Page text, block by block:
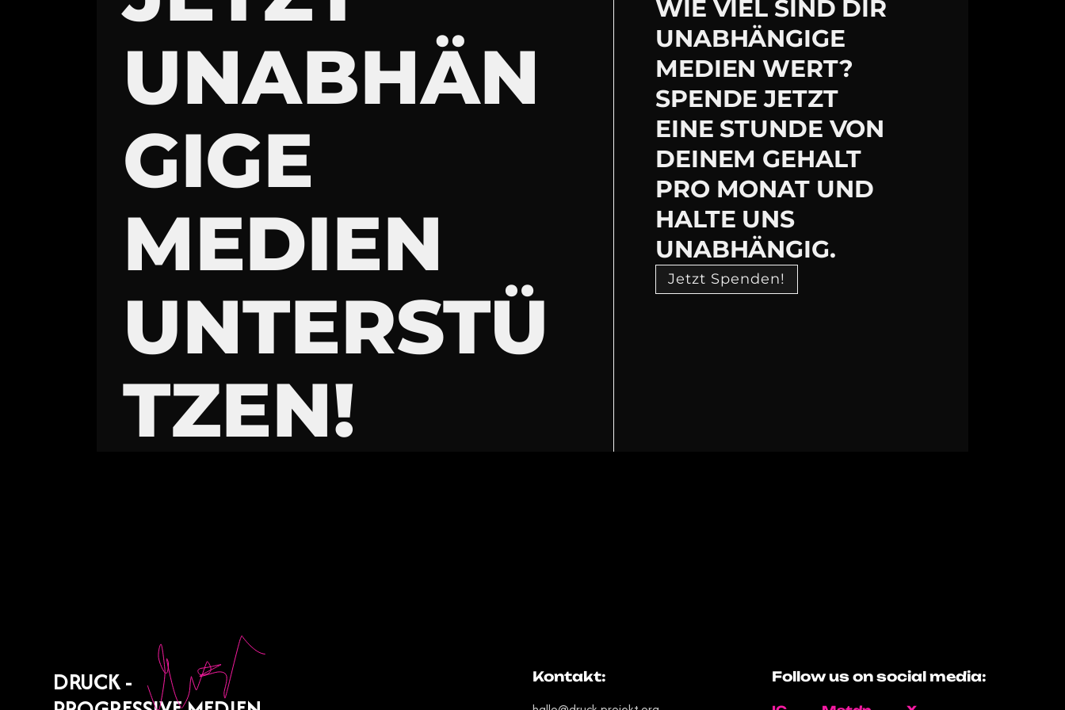
UNABHÄN
GIGE
MEDIEN
UNTERSTÜ
TZEN!
WIE VIEL SIND DIR
UNABHÄNGIGE
MEDIEN WERT?
SPENDE JETZT
EINE STUNDE VON
DEINEM GEHALT
PRO MONAT UND
HALTE UNS
UNABHÄNGIG.
Jetzt Spenden!
DRUCK -
Kontakt:
Follow us on social media: